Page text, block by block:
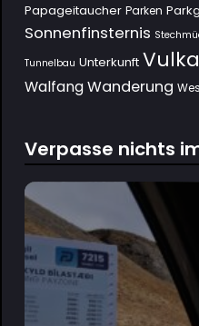
Papageitaucher Parken
Sonnenfinsternis
Tunnelbau Unterkunft
Walfang Wanderung
Verpasse nichts